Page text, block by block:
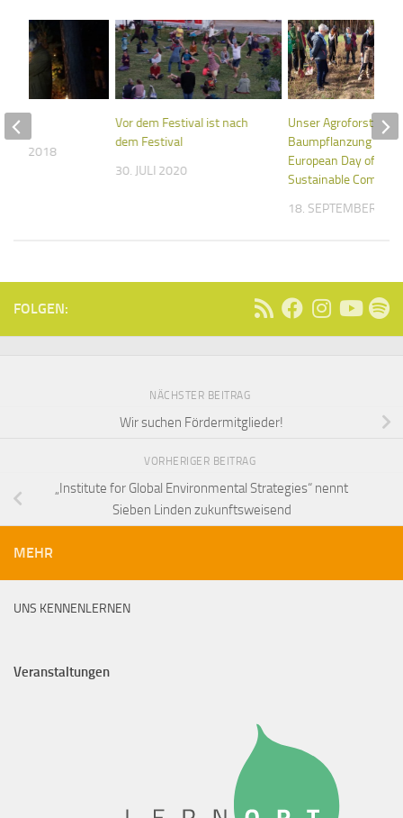
Vor dem Festival ist nach
dem Festival
30. JULI 2020
Unser Agroforst:
Baumpflanzung zum
European Day of
Sustainable
18. SEPTEMBER
2018
FOLGEN:
NÄCHSTER BEITRAG
Wir suchen Fördermitglieder!
VORHERIGER BEITRAG
„Institute for Global Environmental Strategies“ nennt
Sieben Linden zukunftsweisend
MEHR
UNS KENNENLERNEN
Veranstaltungen